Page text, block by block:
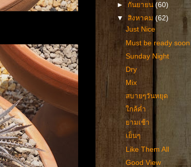
► กันยายน(60)
▼สิงหาคม(62)
Just Nice
Must be ready soon
Sunday Night
Dry
Mix
สบายๆวันหยุด
ใกล้ค่ำ
ยามเช้า
เย็นๆ
Like Them All
Good View